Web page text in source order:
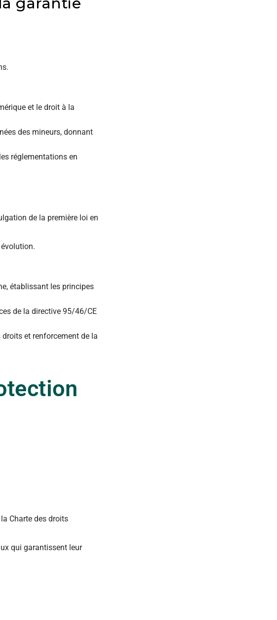
et le droit à la
des mineurs, donnant
réglementations en
de la première loi en
établissant les principes
de la directive 95/46/CE
et renforcement de la
Charte des droits
qui garantissent leur